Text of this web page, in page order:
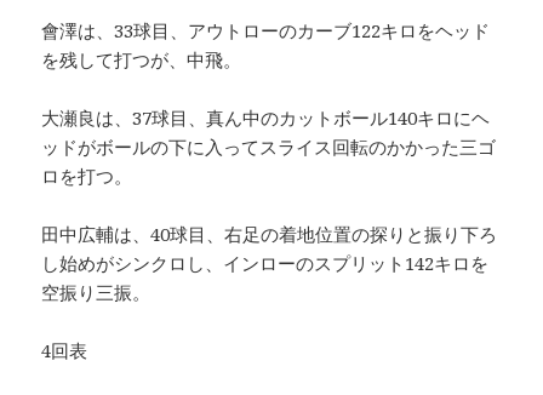
會澤は、33球目、アウトローのカーブ122キロをヘッド
を残して打つが、中飛。
大瀬良は、37球目、真ん中のカットボール140キロにヘ
ッドがボールの下に入ってスライス回転のかかった三ゴ
ロを打つ。
田中広輔は、40球目、右足の着地位置の探りと振り下ろ
し始めがシンクロし、インローのスプリット142キロを
空振り三振。
4回表